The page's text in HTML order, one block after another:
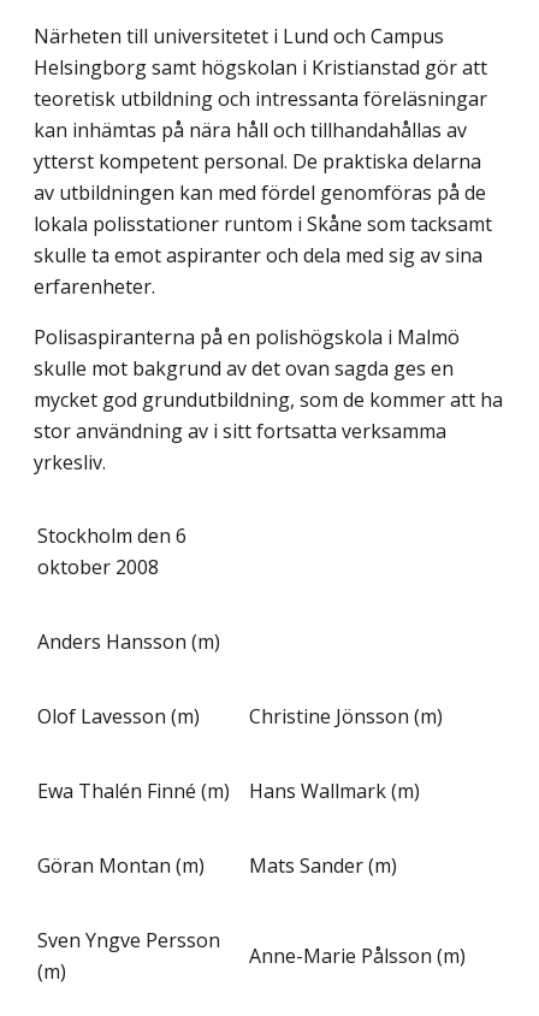
Närheten till universitetet i Lund och Campus
Helsingborg samt högskolan i Kristianstad gör att
teoretisk utbildning och intressanta föreläsningar
kan inhämtas på nära håll och tillhandahållas av
ytterst kompetent personal. De praktiska delarna
av utbildningen kan med fördel genomföras på de
lokala polisstationer runtom i Skåne som tacksamt
skulle ta emot aspiranter och dela med sig av sina
erfarenheter.
Polisaspiranterna på en polishögskola i Malmö
skulle mot bakgrund av det ovan sagda ges en
mycket god grundutbildning, som de kommer att ha
stor användning av i sitt fortsatta verksamma
yrkesliv.
Stockholm den 6
oktober 2008
Anders Hansson (m)
Olof Lavesson (m) Christine Jönsson (m)
Ewa Thalén Finné (m) Hans Wallmark (m)
Göran Montan (m) Mats Sander (m)
Sven Yngve Persson
(m)
Anne-Marie Pålsson (m)